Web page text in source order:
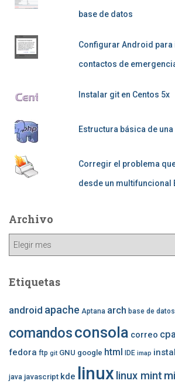
base de datos
Configurar Android
contactos de
Instalar git en Centos 5x
Estructura básica de una
Corregir el problema
desde un multifuncional
Archivo
Archivo
Etiquetas
android apache Aptana arch base de datos
comandosconsola correo
fedora ftp git GNU google html IDE imap
java javascript kde linux linux mint